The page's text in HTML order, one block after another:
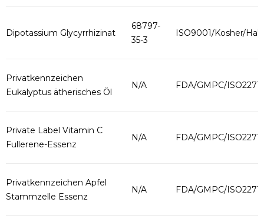
Dipotassium Glycyrrhizinat
68797-
35-3
ISO9001/Kosher/
Privatkennzeichen
Eukalyptus ätherisches Öl
N/A FDA/GMPC/
Private Label Vitamin C
Fullerene-Essenz
N/A FDA/GMPC/
Privatkennzeichen Apfel
Stammzelle Essenz
N/A FDA/GMPC/